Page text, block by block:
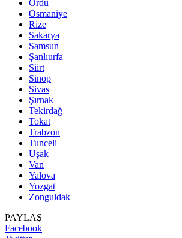
Ordu
Osmaniye
Rize
Sakarya
Samsun
Şanlıurfa
Siirt
Sinop
Sivas
Şırnak
Tekirdağ
Tokat
Trabzon
Tunceli
Uşak
Van
Yalova
Yozgat
Zonguldak
PAYLAŞ
Facebook